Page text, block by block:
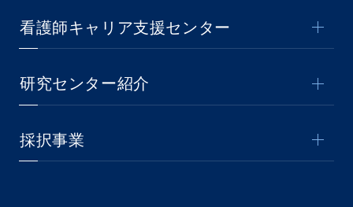
看護師キャリア支援センター
研究センター紹介
採択事業